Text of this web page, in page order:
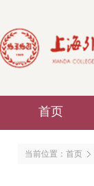
首页
当前位置： 首页